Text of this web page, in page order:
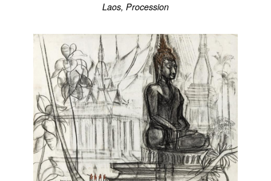
Laos, Procession